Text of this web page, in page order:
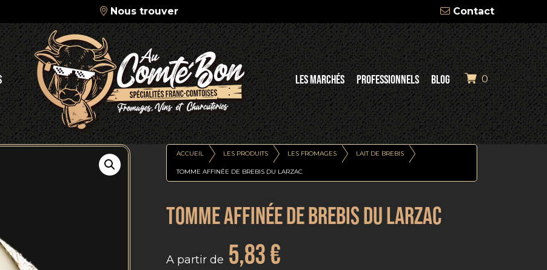
Nous trouver Contact
LES MARCHÉS PROFESSIONNELS BLOG 0
ACCUEIL LES PRODUITS LES FROMAGES LAIT DE BREBIS
TOMME AFFINÉE DE BREBIS DU LARZAC
TOMME AFFINÉE DE BREBIS DU LARZAC
A partir de 5,83€